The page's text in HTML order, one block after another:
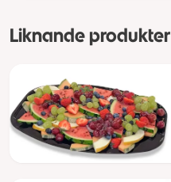
Liknande produkter